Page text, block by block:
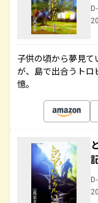
子供の頃から夢見
が、島で出合うト
憶。